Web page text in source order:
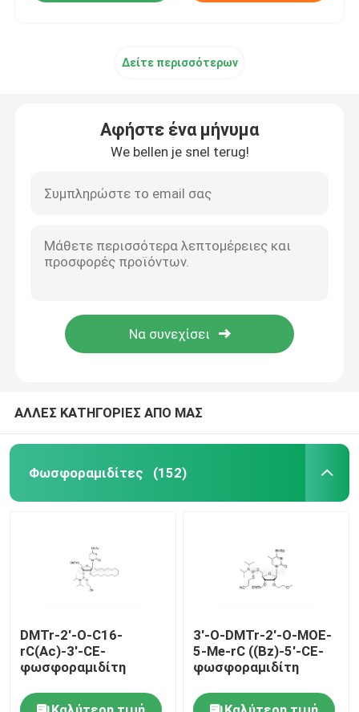
Προϊόντα
Βίντεο
Δείτε περισσότερων
Αφήστε ένα μήνυμα
We bellen je snel terug!
ΑΛΛΕΣ ΚΑΤΗΓΟΡΙΕΣ ΑΠΟ ΜΑΣ
Φωσφοραμιδίτες (152)
DMTr-2'-O-C16-
rC(Ac)-3'-CE-
φωσφοραμιδίτη
3'-O-DMTr-2'-O-MOE-
5-Me-rC ((Bz)-5'-CE-
φωσφοραμιδίτη